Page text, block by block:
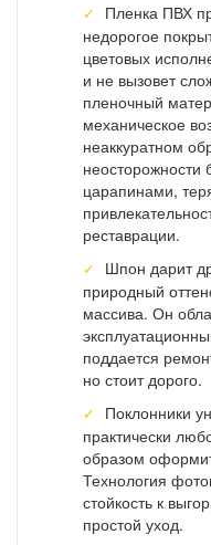
Пленка ПВХ
недорогое
цветовых
и не вызовет
пленочный
механическое
неаккуратном
неосторожности
царапинами,
реставрации.
Шпон дарит
природный
массива. Он
поддается
но стоит дорого.
Поклонники
практически
образом
Технология
стойкость к
простой уход.